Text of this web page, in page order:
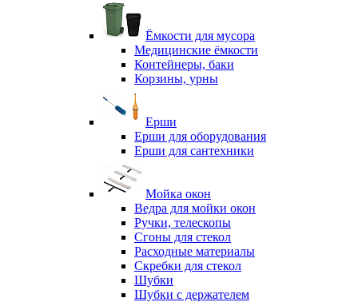
Ёмкости для мусора
Медицинские ёмкости
Контейнеры, баки
Корзины, урны
Ерши
Ерши для оборудования
Ерши для сантехники
Мойка окон
Ведра для мойки окон
Ручки, телескопы
Сгоны для стекол
Расходные материалы
Скребки для стекол
Шубки
Шубки с держателем